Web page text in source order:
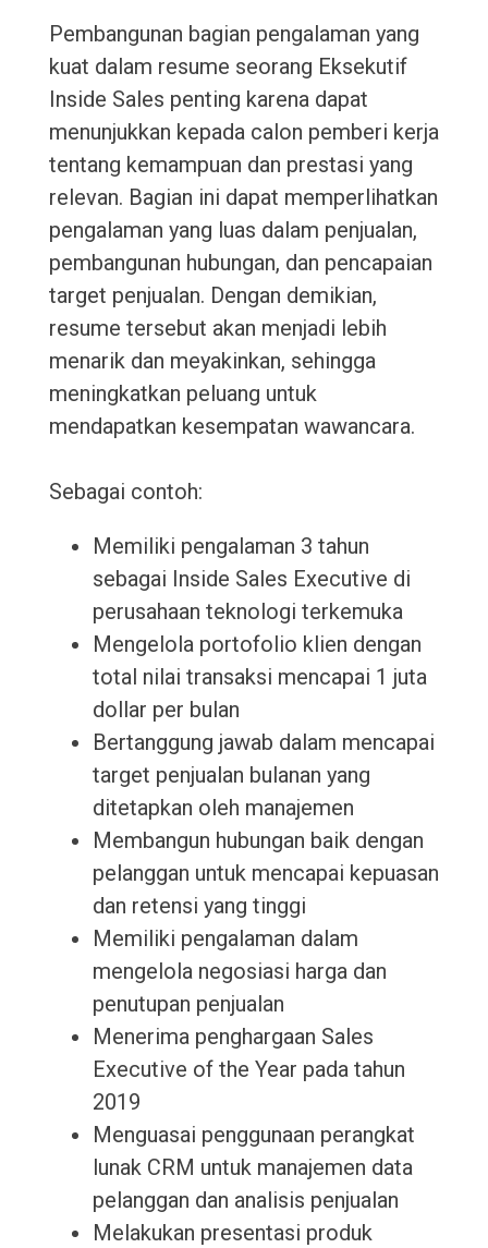
Pembangunan bagian pengalaman yang
kuat dalam resume seorang Eksekutif
Inside Sales penting karena dapat
menunjukkan kepada calon pemberi kerja
tentang kemampuan dan prestasi yang
relevan. Bagian ini dapat memperlihatkan
pengalaman yang luas dalam penjualan,
pembangunan hubungan, dan pencapaian
target penjualan. Dengan demikian,
resume tersebut akan menjadi lebih
menarik dan meyakinkan, sehingga
meningkatkan peluang untuk
mendapatkan kesempatan wawancara.
Sebagai contoh:
Memiliki pengalaman 3 tahun
sebagai Inside Sales Executive di
perusahaan teknologi terkemuka
Mengelola portofolio klien dengan
total nilai transaksi mencapai 1 juta
dollar per bulan
Bertanggung jawab dalam mencapai
target penjualan bulanan yang
ditetapkan oleh manajemen
Membangun hubungan baik dengan
pelanggan untuk mencapai kepuasan
dan retensi yang tinggi
Memiliki pengalaman dalam
mengelola negosiasi harga dan
penutupan penjualan
Menerima penghargaan Sales
Executive of the Year pada tahun
2019
Menguasai penggunaan perangkat
lunak CRM untuk manajemen data
pelanggan dan analisis penjualan
Melakukan presentasi produk